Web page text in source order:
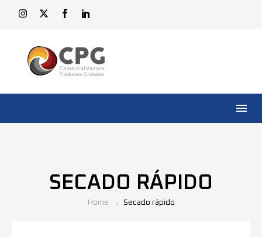
SECADO RÁPIDO
Home Secado rápido